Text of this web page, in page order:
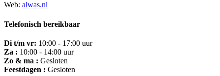
Web: alwas.nl
Telefonisch bereikbaar
Di t/m vr: 10:00 - 17:00 uur
Za : 10:00 - 14:00 uur
Zo & ma : Gesloten
Feestdagen : Gesloten